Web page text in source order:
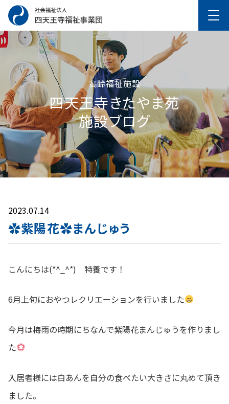
高齢福祉施設
四天王寺きたやま苑
施設ブログ
2023.07.14
✿紫陽花✿まんじゅう
こんにちは(*^_^*) 特養です！
6月上旬におやつレクリエーションを行いました
今月は梅雨の時期にちなんで紫陽花まんじゅうを作りまし
た
入居者様には白あんを自分の食べたい大きさに丸めて頂き
ました。